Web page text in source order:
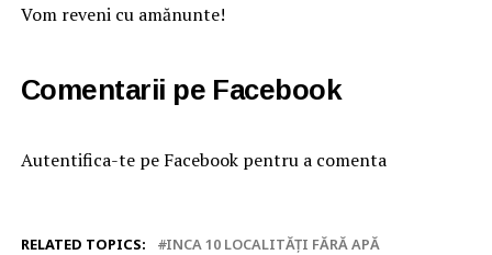
Vom reveni cu amănunte!
Comentarii pe Facebook
Autentifica-te pe Facebook pentru a comenta
RELATED TOPICS: INCA 10 LOCALITĂȚI FĂRĂ APĂ